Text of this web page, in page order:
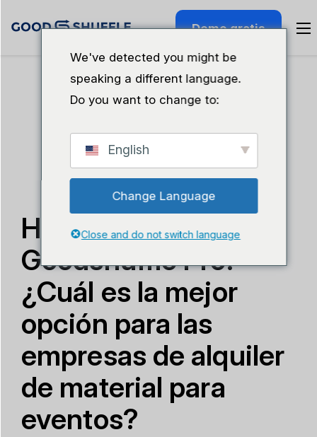
Demo gratis
HoneyBook vs.
Goodshuffle Pro:
¿Cuál es la mejor
opción para las
empresas de alquiler
de material para
eventos?
We've detected you might be
speaking a different language.
Do you want to change to:
English
Change Language
Close and do not switch language